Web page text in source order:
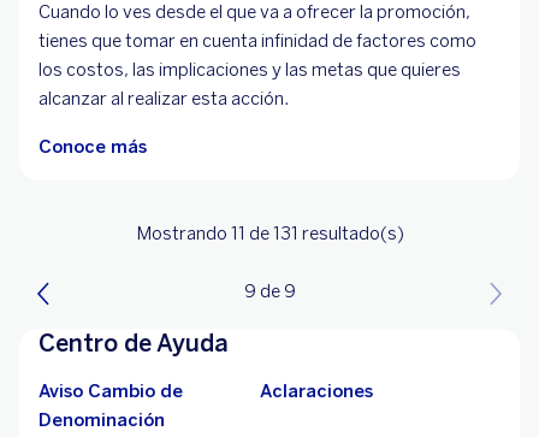
Cuando lo ves desde el que va a ofrecer la promoción,
tienes que tomar en cuenta infinidad de factores como
los costos, las implicaciones y las metas que quieres
alcanzar al realizar esta acción.
Conoce más
9 de 9
Mostrando 11 de 131 resultado(s)
Centro de Ayuda
Aviso Cambio de
Denominación
Aclaraciones